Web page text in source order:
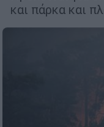
και πάρκα και